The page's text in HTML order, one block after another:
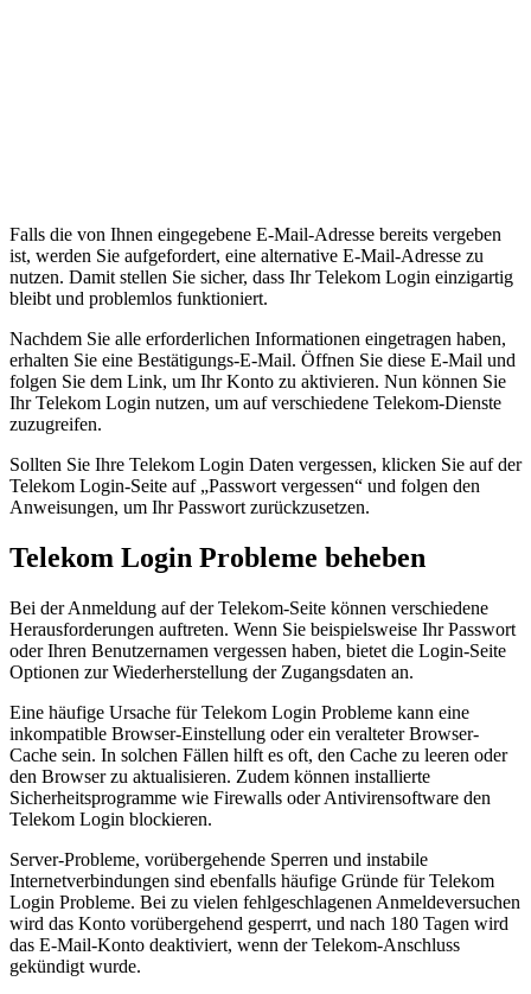
Falls die von Ihnen eingegebene E-Mail-Adresse bereits vergeben
ist, werden Sie aufgefordert, eine alternative E-Mail-Adresse zu
nutzen. Damit stellen Sie sicher, dass Ihr Telekom Login einzigartig
bleibt und problemlos funktioniert.
Nachdem Sie alle erforderlichen Informationen eingetragen haben,
erhalten Sie eine Bestätigungs-E-Mail. Öffnen Sie diese E-Mail und
folgen Sie dem Link, um Ihr Konto zu aktivieren. Nun können Sie
Ihr Telekom Login nutzen, um auf verschiedene Telekom-Dienste
zuzugreifen.
Sollten Sie Ihre Telekom Login Daten vergessen, klicken Sie auf der
Telekom Login-Seite auf „Passwort vergessen“ und folgen den
Anweisungen, um Ihr Passwort zurückzusetzen.
Telekom Login Probleme beheben
Bei der Anmeldung auf der Telekom-Seite können verschiedene
Herausforderungen auftreten. Wenn Sie beispielsweise Ihr Passwort
oder Ihren Benutzernamen vergessen haben, bietet die Login-Seite
Optionen zur Wiederherstellung der Zugangsdaten an.
Eine häufige Ursache für Telekom Login Probleme kann eine
inkompatible Browser-Einstellung oder ein veralteter Browser-
Cache sein. In solchen Fällen hilft es oft, den Cache zu leeren oder
den Browser zu aktualisieren. Zudem können installierte
Sicherheitsprogramme wie Firewalls oder Antivirensoftware den
Telekom Login blockieren.
Server-Probleme, vorübergehende Sperren und instabile
Internetverbindungen sind ebenfalls häufige Gründe für Telekom
Login Probleme. Bei zu vielen fehlgeschlagenen Anmeldeversuchen
wird das Konto vorübergehend gesperrt, und nach 180 Tagen wird
das E-Mail-Konto deaktiviert, wenn der Telekom-Anschluss
gekündigt wurde.